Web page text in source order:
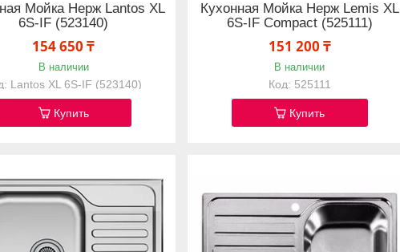
Мойка Нерж Lantos XL
6S-IF (523140)
154 650 ₸
В наличии
Lantos XL 6S-IF (523140)
Купить
Кухонная Мойка Нерж Lemis XL
6S-IF Compact (525111)
151 200 ₸
В наличии
525111
Купить